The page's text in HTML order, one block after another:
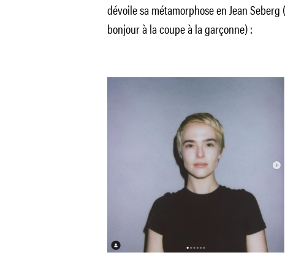
dévoile sa métamorphose en Jean Seberg (
bonjour à la coupe à la garçonne) :